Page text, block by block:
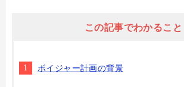
この記事でわかること
ボイジャー計画の背景